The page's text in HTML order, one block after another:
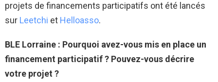
projets de financements participatifs ont été lancés
sur Leetchi et Helloasso.
BLE Lorraine : Pourquoi avez-vous mis en place un
financement participatif ? Pouvez-vous décrire
votre projet ?